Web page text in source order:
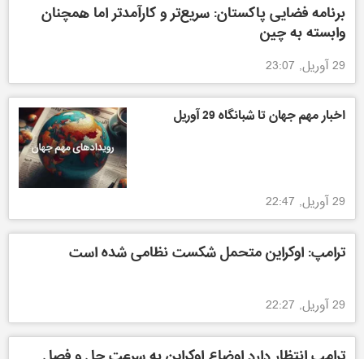
برنامه فضایی پاکستان: سریع‌تر و کارآمدتر اما همچنان
وابسته به چین
29 آوریل, 23:07
اخبار مهم جهان تا شبانگاه 29 آوریل
29 آوریل, 22:47
ترامپ: اوکراین متحمل شکست نظامی شده است
29 آوریل, 22:27